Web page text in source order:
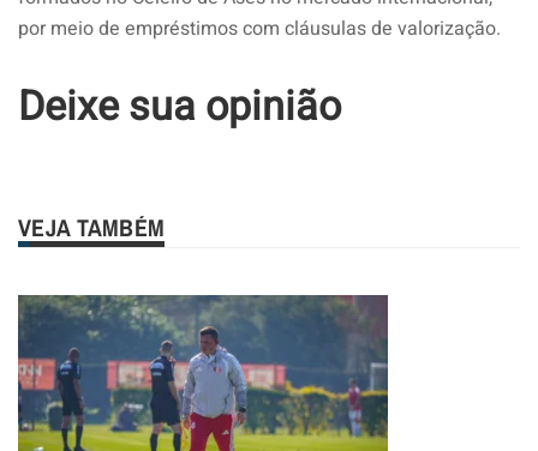
por meio de empréstimos com cláusulas de valorização.
Deixe sua opinião
VEJA TAMBÉM